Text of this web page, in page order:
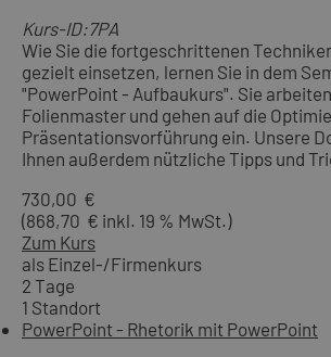
Kurs-ID:7PA
Wie Sie die fortgeschrittenen
gezielt einsetzen, lernen Sie in dem
"PowerPoint - Aufbaukurs". Sie
Folienmaster und gehen auf die
Präsentationsvorführung ein. Unsere
Ihnen außerdem nützliche Tipps und
730,00 €
(868,70 € inkl. 19 % MwSt.)
Zum Kurs
als Einzel-/Firmenkurs
2 Tage
1 Standort
PowerPoint - Rhetorik mit PowerPoint